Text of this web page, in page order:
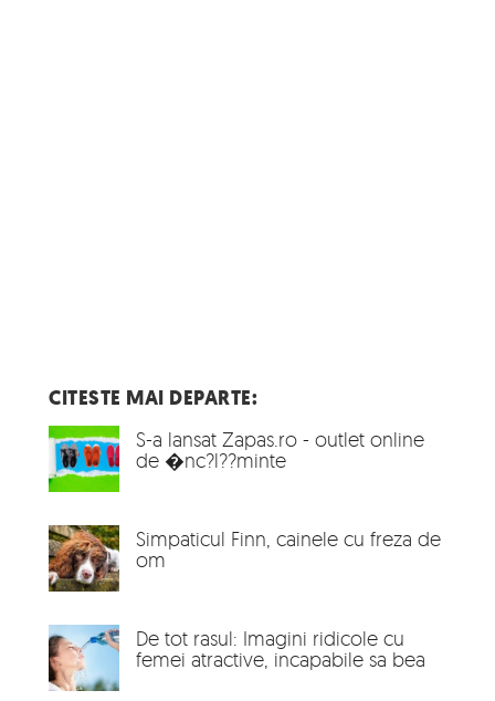
CITESTE MAI DEPARTE:
S-a lansat Zapas.ro - outlet online
de �nc?l??minte
Simpaticul Finn, cainele cu freza de
om
De tot rasul: Imagini ridicole cu
femei atractive, incapabile sa bea